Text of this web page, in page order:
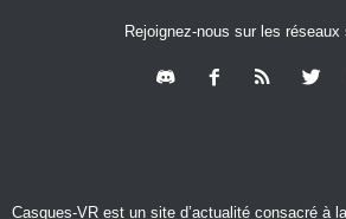
Rejoignez-nous sur les réseaux
Casques-VR est un site d’actualité consacré à